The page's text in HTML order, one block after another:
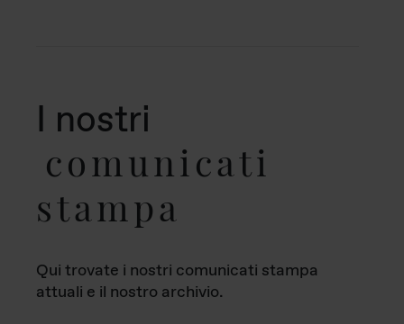
I nostri
comunicati
stampa
Qui trovate i nostri comunicati stampa
attuali e il nostro archivio.